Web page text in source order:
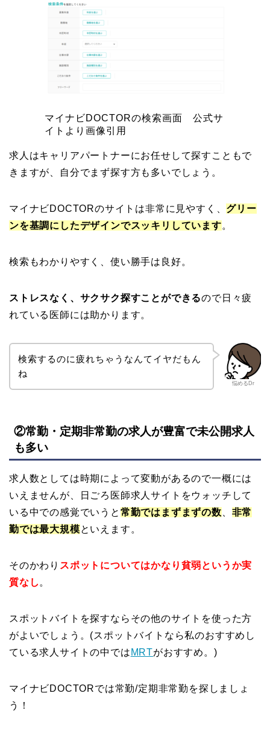
マイナビDOCTORの検索画面 公式サ
イトより画像引用
求人はキャリアパートナーにお任せして探すこともで
きますが、自分でまず探す方も多いでしょう。
マイナビDOCTORのサイトは非常に見やすく、 グリー
ンを基調にしたデザインでスッキリしています。
検索もわかりやすく、使い勝手は良好。
ストレスなく、サクサク探すことができるので日々疲
れている医師には助かります。
悩めるDr
検索するのに疲れちゃうなんてイヤだもん
ね
②常勤・定期非常勤の求人が豊富で未公開求人
も多い
求人数としては時期によって変動があるので一概には
いえませんが、日ごろ医師求人サイトをウォッチして
いる中での感覚でいうと 常勤ではまずまずの数
非常
勤では最大規模といえます。
そのかわり スポットについてはかなり貧弱というか実
質なし 。
スポットバイトを探すならその他のサイトを使った方
がよいでしょう。(スポットバイトなら私のおすすめし
ている求人サイトの中では MRTがおすすめ。)
マイナビDOCTORでは常勤/定期非常勤を探しましょ
う！